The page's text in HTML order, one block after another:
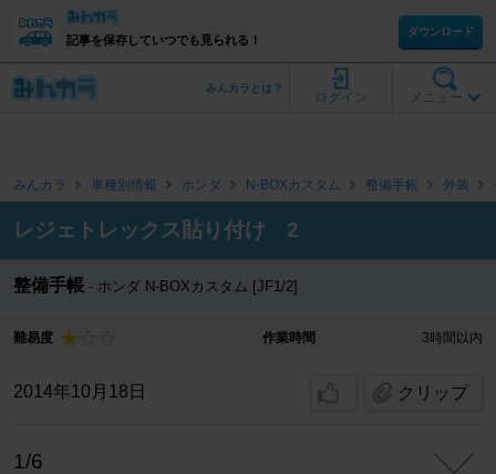
記事を保存していつでも見られる！
ダウンロード
メニュー
ログイン
みんカラとは？
みんカラ 車種別情報 ホンダ N-BOXカスタム 整備手帳 外装
レジェトレックス貼り付け 2
整備手帳 ホンダ N-BOXカスタム [JF1/2]
難易度 作業時間 3時間以内
2014年10月18日 クリップ
1/6